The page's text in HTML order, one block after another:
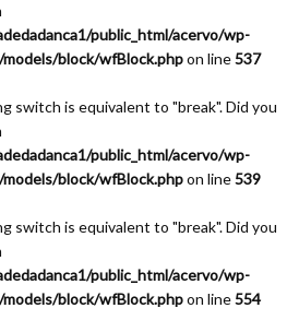
public_html/acervo/wp-
block/wfBlock.phpon line537
switch is equivalent to "break". Did you
public_html/acervo/wp-
block/wfBlock.phpon line539
switch is equivalent to "break". Did you
public_html/acervo/wp-
block/wfBlock.phpon line554